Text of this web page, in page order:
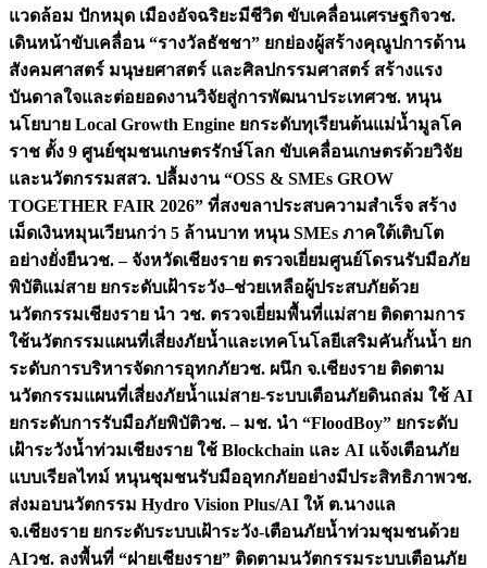
แวดล้อม ปักหมุด เมืองอัจฉริยะมีชีวิต ขับเคลื่อนเศรษฐกิจวช.
เดินหน้าขับเคลื่อน “รางวัลธัชชา” ยกย่องผู้สร้างคุณูปการด้าน
สังคมศาสตร์ มนุษยศาสตร์ และศิลปกรรมศาสตร์ สร้างแรง
บันดาลใจและต่อยอดงานวิจัยสู่การพัฒนาประเทศวช. หนุน
นโยบาย Local Growth Engine ยกระดับทุเรียนต้นแม่น้ำมูลโค
ราช ตั้ง 9 ศูนย์ชุมชนเกษตรรักษ์โลก ขับเคลื่อนเกษตรด้วยวิจัย
และนวัตกรรมสสว. ปลื้มงาน “OSS & SMEs GROW
TOGETHER FAIR 2026” ที่สงขลาประสบความสำเร็จ สร้าง
เม็ดเงินหมุนเวียนกว่า 5 ล้านบาท หนุน SMEs ภาคใต้เติบโต
อย่างยั่งยืนวช. – จังหวัดเชียงราย ตรวจเยี่ยมศูนย์โดรนรับมือภัย
พิบัติแม่สาย ยกระดับเฝ้าระวัง–ช่วยเหลือผู้ประสบภัยด้วย
นวัตกรรมเชียงราย นำ วช. ตรวจเยี่ยมพื้นที่แม่สาย ติดตามการ
ใช้นวัตกรรมแผนที่เสี่ยงภัยน้ำและเทคโนโลยีเสริมคันกั้นน้ำ ยก
ระดับการบริหารจัดการอุทกภัยวช. ผนึก จ.เชียงราย ติดตาม
นวัตกรรมแผนที่เสี่ยงภัยน้ำแม่สาย-ระบบเตือนภัยดินถล่ม ใช้ AI
ยกระดับการรับมือภัยพิบัติวช. – มช. นำ “FloodBoy” ยกระดับ
เฝ้าระวังน้ำท่วมเชียงราย ใช้ Blockchain และ AI แจ้งเตือนภัย
แบบเรียลไทม์ หนุนชุมชนรับมืออุทกภัยอย่างมีประสิทธิภาพวช.
ส่งมอบนวัตกรรม Hydro Vision Plus/AI ให้ ต.นางแล
จ.เชียงราย ยกระดับระบบเฝ้าระวัง-เตือนภัยน้ำท่วมชุมชนด้วย
AIวช. ลงพื้นที่ “ฝายเชียงราย” ติดตามนวัตกรรมระบบเตือนภัย